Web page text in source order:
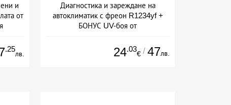
и
от
.25
лв.
Диагностика и зареждане на
автоклиматик с фреон R1234yf +
БОНУС UV-боя от
AutoClimaMASTER в Люлин
24.03
€ / 47лв.